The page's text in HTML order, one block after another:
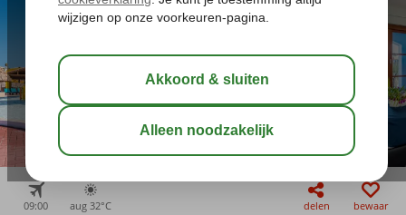
09:00 aug 32°C delen bewaar